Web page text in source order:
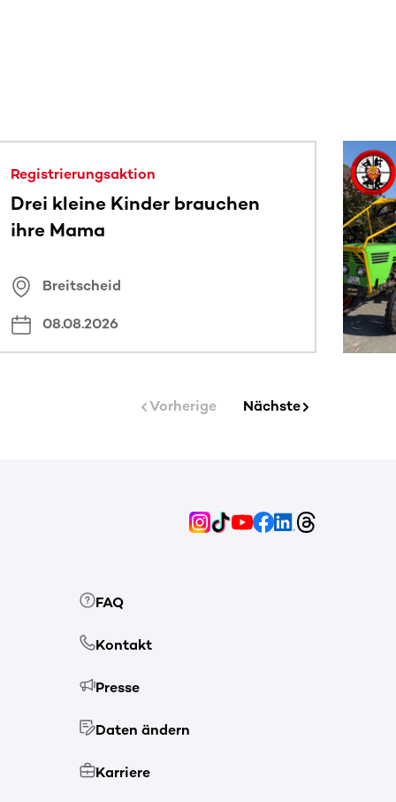
Registrierungsaktion
Drei kleine Kinder brauchen
ihre Mama
Breitscheid
08.08.2026
Vorherige Nächste
FAQ
Kontakt
Presse
Daten ändern
Karriere